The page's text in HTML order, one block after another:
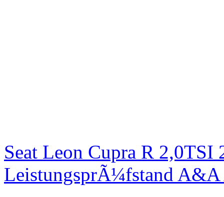
Seat Leon Cupra R
LeistungsprÃ¼fstand